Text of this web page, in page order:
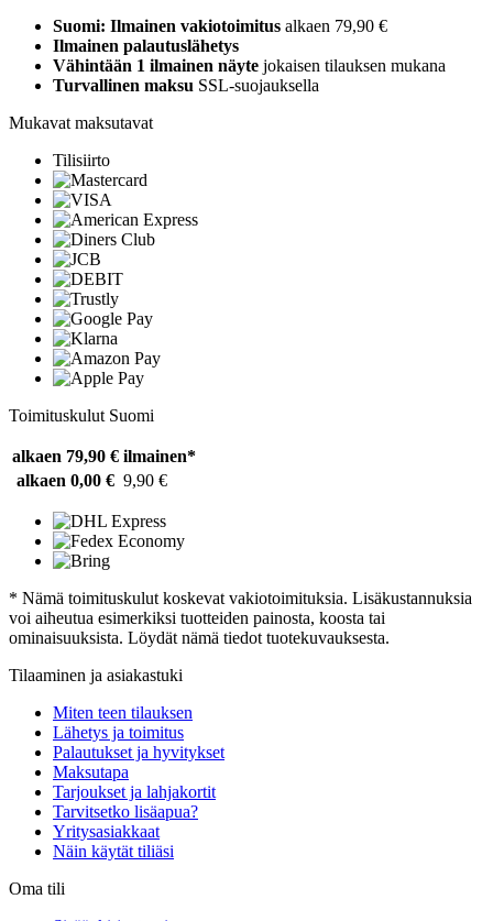
Suomi: Ilmainen vakiotoimitus alkaen 79,90 €
Ilmainen palautuslähetys
Vähintään 1 ilmainen näyte jokaisen tilauksen mukana
Turvallinen maksu SSL-suojauksella
Mukavat maksutavat
Tilisiirto
Toimituskulut Suomi
alkaen 79,90 € ilmainen*
alkaen 0,00 € 9,90 €
* Nämä toimituskulut koskevat vakiotoimituksia. Lisäkustannuksia
voi aiheutua esimerkiksi tuotteiden painosta, koosta tai
ominaisuuksista. Löydät nämä tiedot tuotekuvauksesta.
Tilaaminen ja asiakastuki
Miten teen tilauksen
Lähetys ja toimitus
Palautukset ja hyvitykset
Maksutapa
Tarjoukset ja lahjakortit
Tarvitsetko lisäapua?
Yritysasiakkaat
Näin käytät tiliäsi
Oma tili